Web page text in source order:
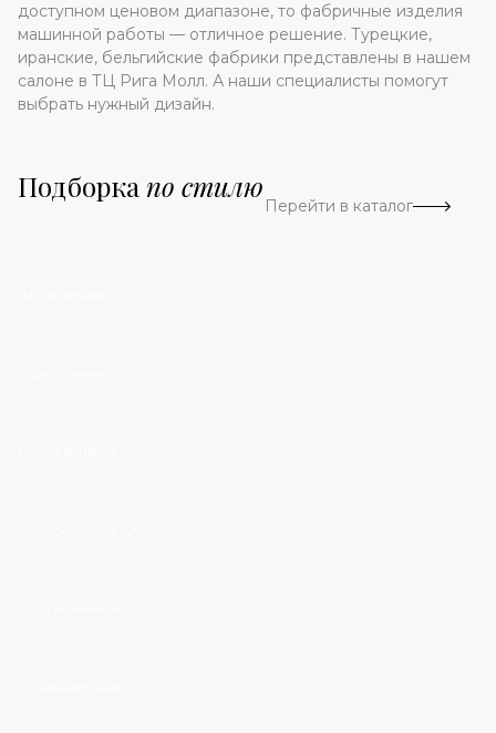
доступном ценовом диапазоне, то фабричные изделия
машинной работы — отличное решение. Турецкие,
иранские, бельгийские фабрики представлены в нашем
салоне в ТЦ Рига Молл. А наши специалисты помогут
выбрать нужный дизайн.
Подборка по стилю
Перейти в каталог